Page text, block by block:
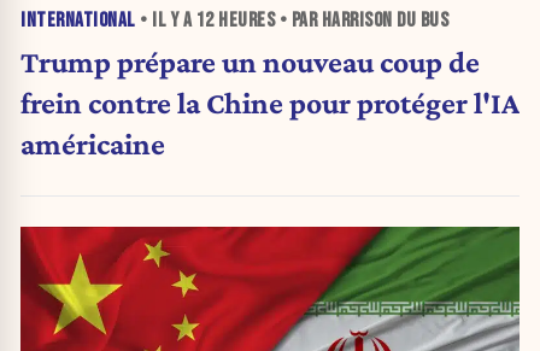
INTERNATIONAL • IL Y A 12 HEURES• PAR HARRISON DU BUS
Trump prépare un nouveau coup de
frein contre la Chine pour protéger l'IA
américaine